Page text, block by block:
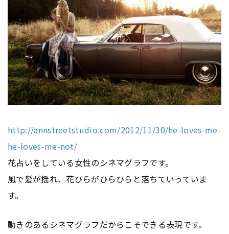
http://annstreetstudio.com/2012/11/30/he-loves-me-
he-loves-me-not/
花占いをしている女性のシネマグラフです。
風で髪が揺れ、花びらがひらひらと落ちていっていま
す。
動きのあるシネマグラフだからこそできる表現です。